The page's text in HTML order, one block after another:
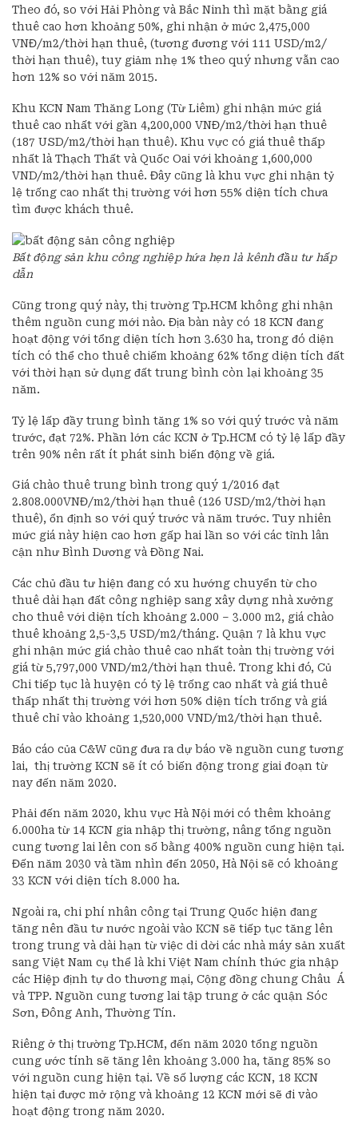
Theo đó, so với Hải Phòng và Bắc Ninh thì mặt bằng giá
thuê cao hơn khoảng 50%, ghi nhận ở mức 2,475,000
VNĐ/m2/thời hạn thuê, (tương đương với 111 USD/m2/
thời hạn thuê), tuy giảm nhẹ 1% theo quý nhưng vẫn cao
hơn 12% so với năm 2015.
Khu KCN Nam Thăng Long (Từ Liêm) ghi nhận mức giá
thuê cao nhất với gần 4,200,000 VNĐ/m2/thời hạn thuê
(187 USD/m2/thời hạn thuê). Khu vực có giá thuê thấp
nhất là Thạch Thất và Quốc Oai với khoảng 1,600,000
VND/m2/thời hạn thuê. Đây cũng là khu vực ghi nhận tỷ
lệ trống cao nhất thị trường với hơn 55% diện tích chưa
tìm được khách thuê.
Bất động sản khu công nghiệp hứa hẹn là kênh đầu tư hấp
dẫn
Cũng trong quý này, thị trường Tp.HCM không ghi nhận
thêm nguồn cung mới nào. Địa bàn này có 18 KCN đang
hoạt động với tổng diện tích hơn 3.630 ha, trong đó diện
tích có thể cho thuê chiếm khoảng 62% tổng diện tích đất
với thời hạn sử dụng đất trung bình còn lại khoảng 35
năm.
Tỷ lệ lấp đầy trung bình tăng 1% so với quý trước và năm
trước, đạt 72%. Phần lớn các KCN ở Tp.HCM có tỷ lệ lấp đầy
trên 90% nên rất ít phát sinh biến động về giá.
Giá chào thuê trung bình trong quý 1/2016 đạt
2.808.000VNĐ/m2/thời hạn thuê (126 USD/m2/thời hạn
thuê), ổn định so với quý trước và năm trước. Tuy nhiên
mức giá này hiện cao hơn gấp hai lần so với các tỉnh lân
cận như Bình Dương và Đồng Nai.
Các chủ đầu tư hiện đang có xu hướng chuyển từ cho
thuê dài hạn đất công nghiệp sang xây dựng nhà xưởng
cho thuê với diện tích khoảng 2.000 – 3.000 m2, giá chào
thuê khoảng 2,5-3,5 USD/m2/tháng. Quận 7 là khu vực
ghi nhận mức giá chào thuê cao nhất toàn thị trường với
giá từ 5,797,000 VND/m2/thời hạn thuê. Trong khi đó, Củ
Chi tiếp tục là huyện có tỷ lệ trống cao nhất và giá thuê
thấp nhất thị trường với hơn 50% diện tích trống và giá
thuê chỉ vào khoảng 1,520,000 VND/m2/thời hạn thuê.
Báo cáo của C&W cũng đưa ra dự báo về nguồn cung tương
lai, thị trường KCN sẽ ít có biến động trong giai đoạn từ
nay đến năm 2020.
Phải đến năm 2020, khu vực Hà Nội mới có thêm khoảng
6.000ha từ 14 KCN gia nhập thị trường, nâng tổng nguồn
cung tương lai lên con số bằng 400% nguồn cung hiện tại.
Đến năm 2030 và tầm nhìn đến 2050, Hà Nội sẽ có khoảng
33 KCN với diện tích 8.000 ha.
Ngoài ra, chi phí nhân công tại Trung Quốc hiện đang
tăng nên đầu tư nước ngoài vào KCN sẽ tiếp tục tăng lên
trong trung và dài hạn từ việc di dời các nhà máy sản xuất
sang Việt Nam cụ thể là khi Việt Nam chính thức gia nhập
các Hiệp định tự do thương mại, Cộng đồng chung Châu Á
và TPP. Nguồn cung tương lai tập trung ở các quận Sóc
Sơn, Đông Anh, Thường Tín.
Riêng ở thị trường Tp.HCM, đến năm 2020 tổng nguồn
cung ước tính sẽ tăng lên khoảng 3.000 ha, tăng 85% so
với nguồn cung hiện tại. Về số lượng các KCN, 18 KCN
hiện tại được mở rộng và khoảng 12 KCN mới sẽ đi vào
hoạt động trong năm 2020.